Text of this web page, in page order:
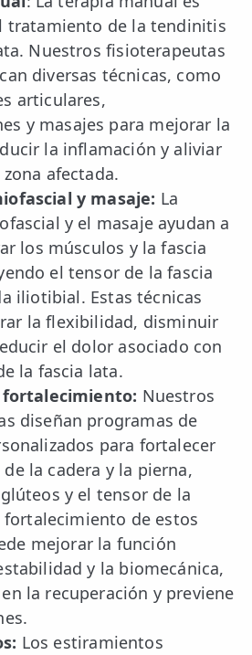
tratamiento de la tendinitis
Nuestros fisioterapeutas
diversas técnicas, como
articulares,
y masajes para mejorar la
la inflamación y aliviar
afectada.
y masaje: La
y el masaje ayudan a
los músculos y la fascia
el tensor de la fascia
iliotibial. Estas técnicas
la flexibilidad, disminuir
el dolor asociado con
la fascia lata.
fortalecimiento: Nuestros
diseñan programas de
para fortalecer
la cadera y la pierna,
y el tensor de la
fortalecimiento de estos
mejorar la función
y la biomecánica,
la recuperación y previene
Los estiramientos